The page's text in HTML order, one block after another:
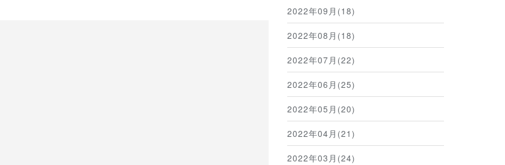
2022年09月(18)
2022年08月(18)
2022年07月(22)
2022年06月(25)
2022年05月(20)
2022年04月(21)
2022年03月(24)